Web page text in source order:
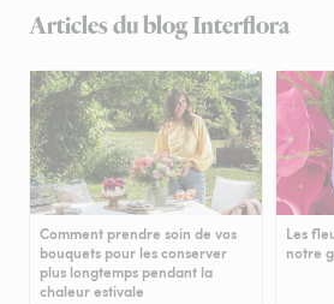
Articles du blog Interflora
Comment prendre soin de vos
bouquets pour les conserver
plus longtemps pendant la
chaleur estivale
Les
notre